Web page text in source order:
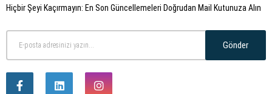
Hiçbir Şeyi Kaçırmayın: En Son Güncellemeleri Doğrudan Mail Kutunuza Alın
Gönder